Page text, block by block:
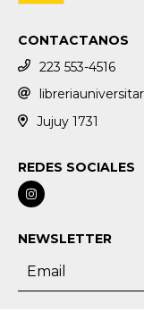
CONTACTANOS
223 553-4516
Jujuy 1731
REDES SOCIALES
NEWSLETTER